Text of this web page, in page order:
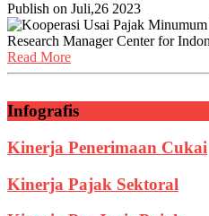
Publish on Juli,26 2023
Kooperasi Usai Pajak
Research Manager Center for
Read More
Infografis
Kinerja Penerimaan Cukai
Kinerja Pajak Sektoral